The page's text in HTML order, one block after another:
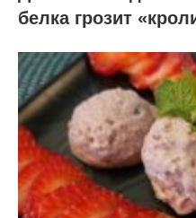
белка грозит